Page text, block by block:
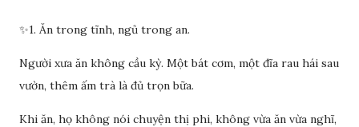
✨1. Ăn trong tĩnh, ngủ trong an.
Người xưa ăn không cầu kỳ. Một bát cơm, một đĩa rau hái sau
vườn, thêm ấm trà là đủ trọn bữa.
Khi ăn, họ không nói chuyện thị phi, không vừa ăn vừa nghĩ,